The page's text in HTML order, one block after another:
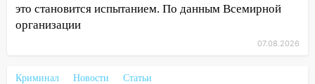
05:00 «Каждая пятая женщина и каждый
второй мужчина в мире сталкиваются с
алопецией»: врач рассказал, чем может
справиться
это становится испытанием. По данным Всемирной
организации
07.08.2026
Криминал Новости
Статьи